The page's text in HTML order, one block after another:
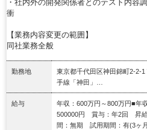
・社内外の開発関係者とのテスト内容
衝
【業務内容変更の範囲】
同社業務全般
勤務地
東京都千代田区神田錦町2-2-1
手線「神田」…
給与
年収：600万円～800万円■
500000円 賞与：年2回 昇
間：無期 試用期間：有(3ヶ